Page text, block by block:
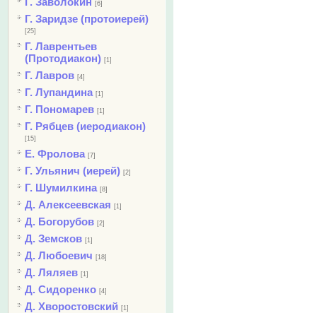
[6]
Г. Заридзе (протоиерей)
[25]
Г. Лаврентьев
(Протодиакон) [1]
Г. Лавров [4]
Г. Лупандина [1]
Г. Пономарев [1]
Г. Рябцев (иеродиакон)
[15]
Е. Фролова [7]
Г. Ульянич (иерей) [2]
Г. Шумилкина [8]
Д. Алексеевская [1]
Д. Богорубов [2]
Д. Земсков [1]
Д. Любоевич [18]
Д. Ляляев [1]
Д. Сидоренко [4]
Д. Хворостовский [1]